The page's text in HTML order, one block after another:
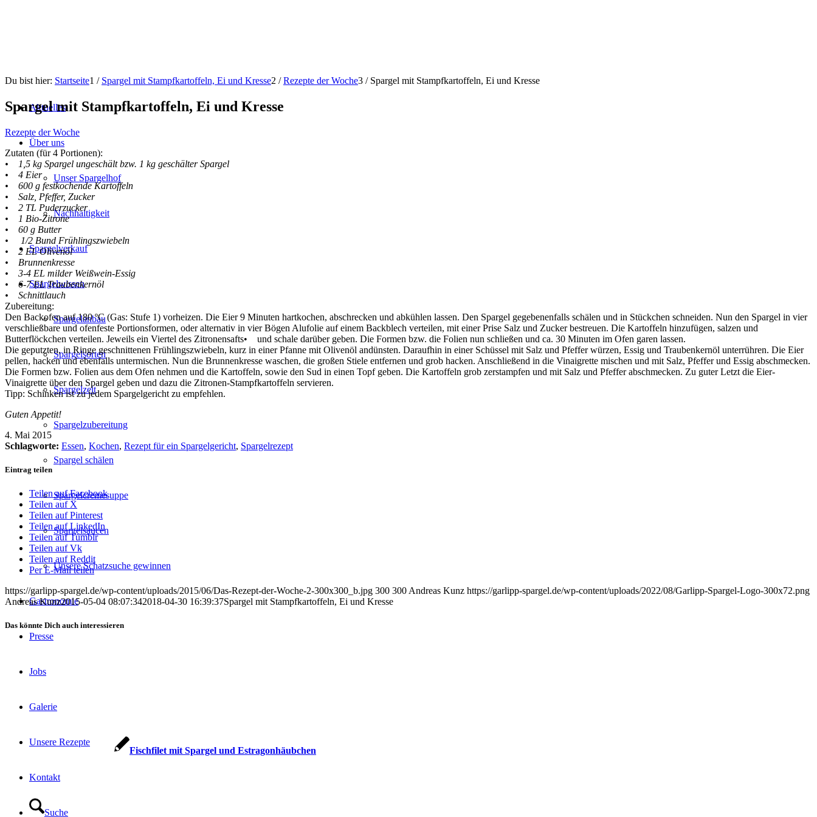
Aktuelles
Über uns
Unser Spargelhof
Nachhaltigkeit
Spargelverkauf
Spargelwissen
Spargelanbau
Spargelsorten
Spargelzeit
Spargelzubereitung
Spargel schälen
Spargelcremesuppe
Spargelsaucen
Unsere Schatzsuche gewinnen
Gastronomie
Presse
Jobs
Galerie
Unsere Rezepte
Kontakt
Suche
Du bist hier: Startseite1 / Spargel mit Stampfkartoffeln, Ei und Kresse2 / Rezepte der Woche3 / Spargel mit Stampfkartoffeln, Ei und Kresse
Spargel mit Stampfkartoffeln, Ei und Kresse
Rezepte der Woche
Zutaten (für 4 Portionen):
• 1,5 kg Spargel ungeschält bzw. 1 kg geschälter Spargel
• 4 Eier
• 600 g festkochende Kartoffeln
• Salz, Pfeffer, Zucker
• 2 TL Puderzucker
• 1 Bio-Zitrone
• 60 g Butter
• 1/2 Bund Frühlingszwiebeln
• 2 EL Olivenöl
• Brunnenkresse
• 3-4 EL milder Weißwein-Essig
• 6-7 EL Traubenkernöl
• Schnittlauch
Zubereitung:
Den Backofen auf 180 ºC (Gas: Stufe 1) vorheizen. Die Eier 9 Minuten hartkochen, abschrecken und abkühlen lassen. Den Spargel gegebenenfalls schälen und in Stückchen schneiden. Nun den Spargel in vier
verschließbare und ofenfeste Portionsformen, oder alternativ in vier Bögen Alufolie auf einem Backblech verteilen, mit einer Prise Salz und Zucker bestreuen. Die Kartoffeln hinzufügen, salzen und
Butterflöckchen verteilen. Jeweils ein Viertel des Zitronensafts• und schale darüber geben. Die Formen bzw. die Folien nun schließen und ca. 30 Minuten im Ofen garen lassen.
Die geputzten, in Ringe geschnittenen Frühlingszwiebeln, kurz in einer Pfanne mit Olivenöl andünsten. Daraufhin in einer Schüssel mit Salz und Pfeffer würzen, Essig und Traubenkernöl unterrühren. Die Eier
pellen, hacken und ebenfalls untermischen. Nun die Brunnenkresse waschen, die großen Stiele entfernen und grob hacken. Anschließend in die Vinaigrette mischen und mit Salz, Pfeffer und Essig abschmecken.
Die Formen bzw. Folien aus dem Ofen nehmen und die Kartoffeln, sowie den Sud in einen Topf geben. Die Kartoffeln grob zerstampfen und mit Salz und Pfeffer abschmecken. Zu guter Letzt die Eier-
Vinaigrette über den Spargel geben und dazu die Zitronen-Stampfkartoffeln servieren.
Tipp: Schinken ist zu jedem Spargelgericht zu empfehlen.
Guten Appetit!
4. Mai 2015
Schlagworte: Essen, Kochen, Rezept für ein Spargelgericht, Spargelrezept
Eintrag teilen
Teilen auf Facebook
Teilen auf X
Teilen auf Pinterest
Teilen auf LinkedIn
Teilen auf Tumblr
Teilen auf Vk
Teilen auf Reddit
Per E-Mail teilen
https://garlipp-spargel.de/wp-content/uploads/2015/06/Das-Rezept-der-Woche-2-300x300_b.jpg 300 300 Andreas Kunz https://garlipp-spargel.de/wp-content/uploads/2022/08/Garlipp-Spargel-Logo-300x72.png
Andreas Kunz2015-05-04 08:07:342018-04-30 16:39:37Spargel mit Stampfkartoffeln, Ei und Kresse
Das könnte Dich auch interessieren
Fischfilet mit Spargel und Estragonhäubchen